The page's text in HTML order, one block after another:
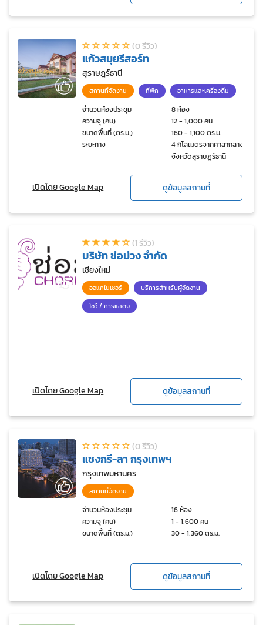
(0 รีวิว)
แก้วสมุยรีสอร์ท
สุราษฎร์ธานี
สถานที่จัดงาน ที่พัก อาหารและเครื่องดื่ม
จำนวนห้องประชุม
8 ห้อง
ความจุ (คน)
12 - 1,000 คน
ขนาดพื้นที่ (ตร.ม.)
160 - 1,100 ตร.ม.
ระยะทาง
4 กิโลเมตรจากศาลากลาง
จังหวัดสุราษฎร์ธานี
เปิดโดย Google Map ดูข้อมูลสถานที่
(1 รีวิว)
บริษัท ช่อม่วง จำกัด
เชียงใหม่
ออแกไนเซอร์
บริการสำหรับผู้จัดงาน
โชว์ / การแสดง
เปิดโดย Google Map ดูข้อมูลสถานที่
(0 รีวิว)
แชงกรี-ลา กรุงเทพฯ
กรุงเทพมหานคร
สถานที่จัดงาน
จำนวนห้องประชุม
16 ห้อง
ความจุ (คน)
1 - 1,600 คน
ขนาดพื้นที่ (ตร.ม.)
30 - 1,360 ตร.ม.
เปิดโดย Google Map ดูข้อมูลสถานที่